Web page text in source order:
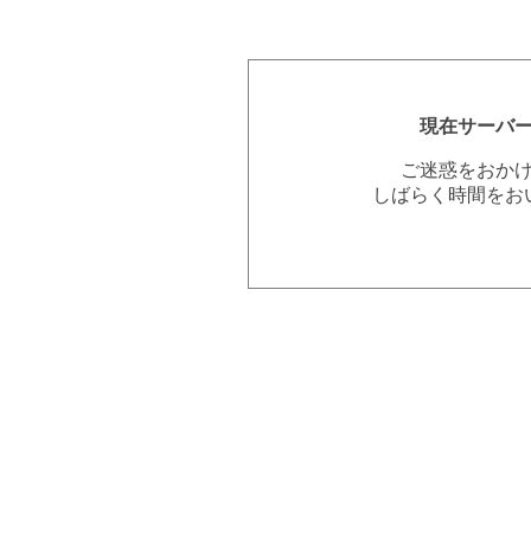
現在サーバ
ご迷惑をおか
しばらく時間を